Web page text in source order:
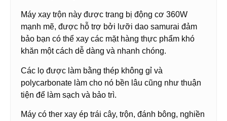
Máy xay trộn này được trang bị động cơ 360W
mạnh mẽ, được hỗ trợ bởi lưỡi dao samurai đảm
bảo bạn có thể xay các mặt hàng thực phẩm khó
khăn một cách dễ dàng và nhanh chóng.
Các lọ được làm bằng thép không gỉ và
polycarbonate làm cho nó bền lâu cũng như thuận
tiện để làm sạch và bảo trì.
Máy có ther xay ép trái cây, trộn, đánh bông, nghiền